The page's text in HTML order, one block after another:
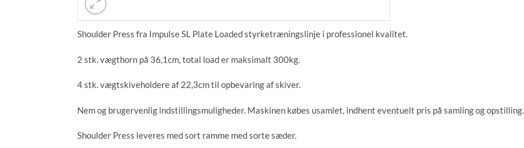
Shoulder Press fra Impulse SL Plate Loaded styrketræningslinje i professionel kvalitet.
2 stk. vægthorn på 36,1cm, total load er maksimalt 300kg.
4 stk. vægtskiveholdere af 22,3cm til opbevaring af skiver.
Nem og brugervenlig indstillingsmuligheder. Maskinen købes usamlet, indhent eventuelt pris på samling og opstilling.
Shoulder Press leveres med sort ramme med sorte sæder.